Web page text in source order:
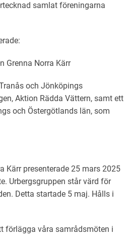
samlat föreningarna
Grenna Norra Kärr
och Jönköpings
Aktion Rädda Vättern, samt ett
och Östergötlands län, som
Kärr presenterade 25 mars 2025
Urbergsgruppen står värd för
Detta startade 5 maj. Hålls i
förlägga våra samrådsmöten i